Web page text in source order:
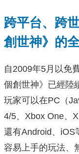
跨平台、跨
創世神》的
自2009年5月以免
個創世神》已經陸
玩家可以在PC（
4/5、Xbox One、
還有Android、iOS
容易上手的玩法、